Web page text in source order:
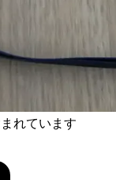
れています